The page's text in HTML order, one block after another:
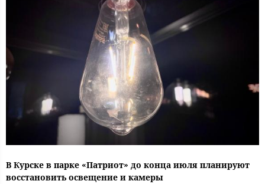
В Курске в парке «Патриот» до конца июля планируют
восстановить освещение и камеры